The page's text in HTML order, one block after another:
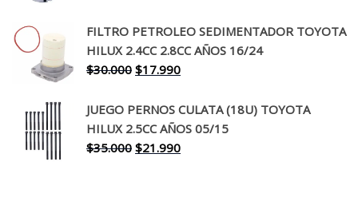
original
era:
$260.000.
actual
es:
FILTRO PETROLEO SEDIMENTADOR TOYOTA
HILUX 2.4CC 2.8CC AÑOS 16/24
$30.000 El
original
era:
$30.000.
$17.990El
actual
es:
$17.990.
JUEGO PERNOS CULATA (18U) TOYOTA
HILUX 2.5CC AÑOS 05/15
$35.000 El
$21.990El